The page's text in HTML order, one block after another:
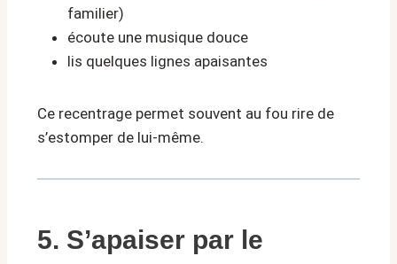
familier)
écoute une musique douce
lis quelques lignes apaisantes
Ce recentrage permet souvent au fou rire de
s’estomper de lui-même.
5. S’apaiser par le